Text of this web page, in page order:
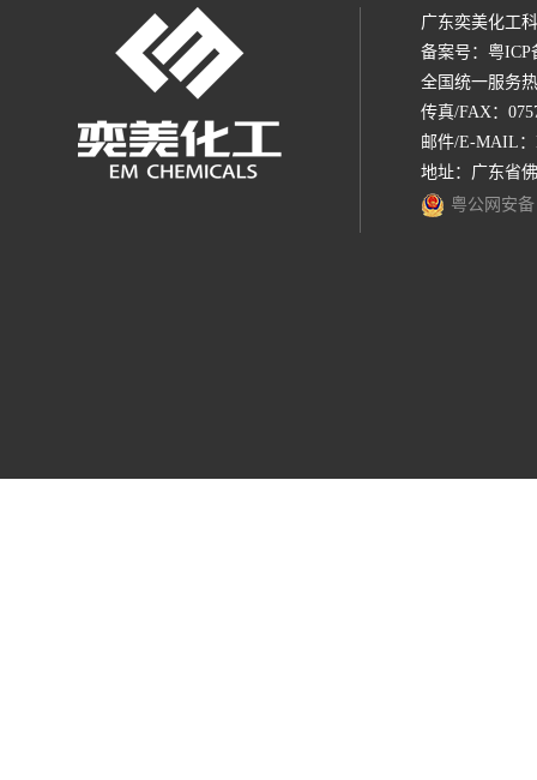
广东奕美化工
备案号： 粤ICP
全国统一服务
传真/FAX：
邮件/E-MAIL：
地址：广东省
粤公网安备